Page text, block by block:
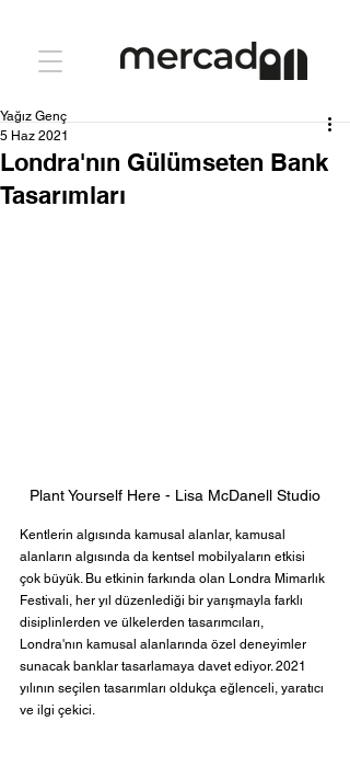
Londra'nın Gülümseten Bank
Tasarımları
Yağız Genç
5 Haz 2021
Plant Yourself Here - Lisa McDanell Studio
Kentlerin algısında kamusal alanlar, kamusal
alanların algısında da kentsel mobilyaların etkisi
çok büyük. Bu etkinin farkında olan Londra Mimarlık
Festivali, her yıl düzenlediği bir yarışmayla farklı
disiplinlerden ve ülkelerden tasarımcıları,
Londra'nın kamusal alanlarında özel deneyimler
sunacak banklar tasarlamaya davet ediyor. 2021
yılının seçilen tasarımları oldukça eğlenceli, yaratıcı
ve ilgi çekici.